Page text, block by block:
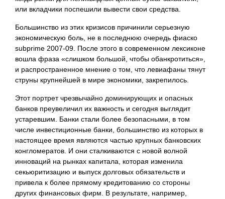
или вкладчики поспешили вывести свои средства.
Большинство из этих кризисов причинили серьезную
экономическую боль, не в последнюю очередь фиаско
subprime 2007-09. После этого в современном лексиконе
вошла фраза «слишком большой, чтобы обанкротиться»,
и распространенное мнение о том, что левиафаны тянут
струны крупнейшей в мире экономики, закрепилось.
Этот портрет чрезвычайно доминирующих и опасных
банков преувеличил их важность и сегодня выглядит
устаревшим. Банки стали более безопасными, в том
числе инвестиционные банки, большинство из которых в
настоящее время являются частью крупных банковских
конгломератов. И они сталкиваются с новой волной
инноваций на рынках капитала, которая изменила
секьюритизацию и выпуск долговых обязательств и
привела к более прямому кредитованию со стороны
других финансовых фирм. В результате, например,